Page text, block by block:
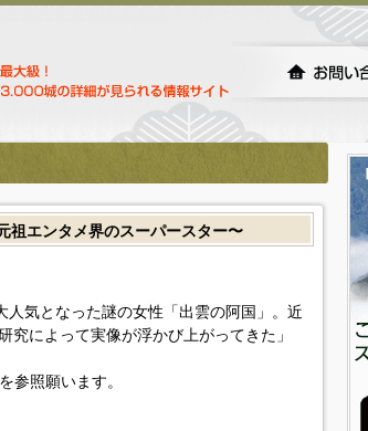
エンタメ界のスーパースター〜
人気となった謎の女性「出雲の阿国」。近
によって実像が浮かび上がってきた」
参照願います。